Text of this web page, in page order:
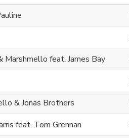
Marshmello feat. James Bay
& Jonas Brothers
feat. Tom Grennan